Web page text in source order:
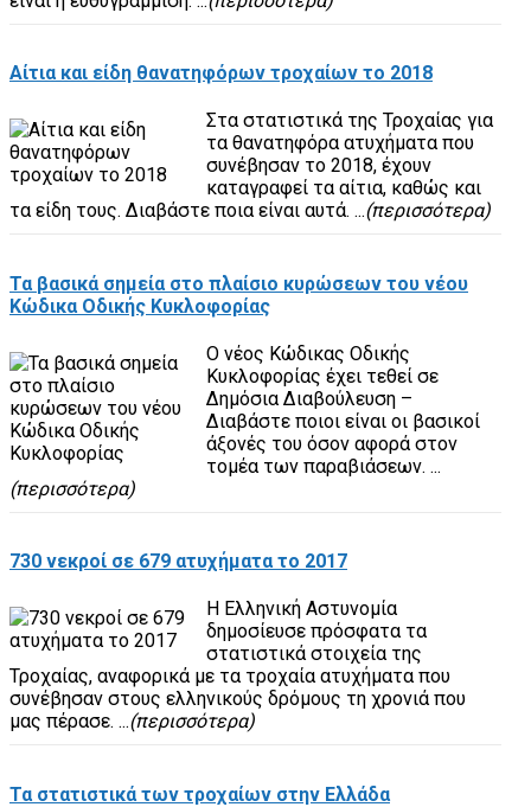
Αίτια και είδη θανατηφόρων τροχαίων το 2018
Στα στατιστικά της Τροχαίας για
τα θανατηφόρα ατυχήματα που
συνέβησαν το 2018, έχουν
καταγραφεί τα αίτια, καθώς και
τα είδη τους. Διαβάστε ποια είναι αυτά. ...(περισσότερα)
Τα βασικά σημεία στο πλαίσιο κυρώσεων του νέου
Κώδικα Οδικής Κυκλοφορίας
O νέος Κώδικας Οδικής
Κυκλοφορίας έχει τεθεί σε
Δημόσια Διαβούλευση –
Διαβάστε ποιοι είναι οι βασικοί
άξονές του όσον αφορά στον
τομέα των παραβιάσεων. ...
(περισσότερα)
730 νεκροί σε 679 ατυχήματα το 2017
Η Ελληνική Αστυνομία
δημοσίευσε πρόσφατα τα
στατιστικά στοιχεία της
Τροχαίας, αναφορικά με τα τροχαία ατυχήματα που
συνέβησαν στους ελληνικούς δρόμους τη χρονιά που
μας πέρασε. ...(περισσότερα)
Τα στατιστικά των τροχαίων στην Ελλάδα